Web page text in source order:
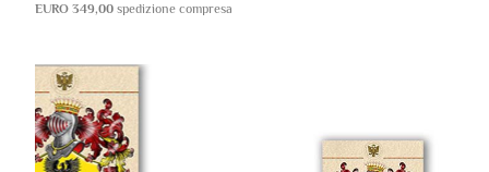
EURO 349,00 spedizione compresa